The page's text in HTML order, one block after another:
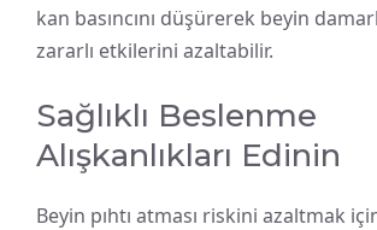
kan basıncını düşürerek beyin
zararlı etkilerini azaltabilir.
Sağlıklı Beslenme
Alışkanlıkları Edinin
Beyin pıhtı atması riskini azaltmak